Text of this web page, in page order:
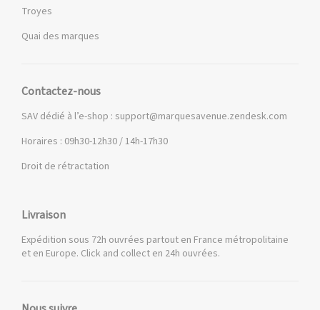
Troyes
Quai des marques
Contactez-nous
SAV dédié à l’e-shop : support@marquesavenue.zendesk.com
Horaires : 09h30-12h30 / 14h-17h30
Droit de rétractation
Livraison
Expédition sous 72h ouvrées partout en France métropolitaine
et en Europe. Click and collect en 24h ouvrées.